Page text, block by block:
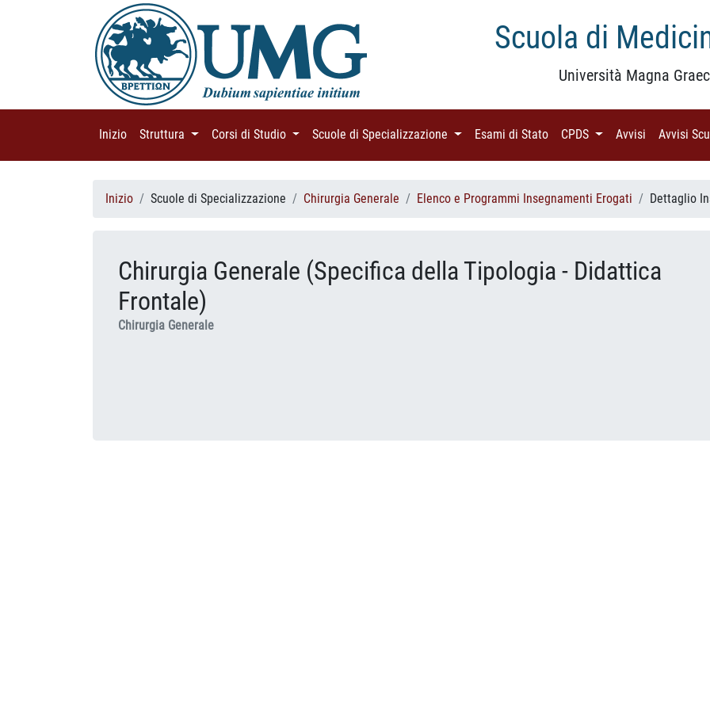
Scuola di
Università Magna
Inizio (current)
Struttura (current)Corsi di Studio (current)Scuole di Specializzazione (current)Esami di Stato (current)
CPDS (current)
Avvisi (current)
Avvisi
Inizio Scuole di Specializzazione Chirurgia Generale Elenco e Programmi Insegnamenti Erogati Dettaglio
Chirurgia Generale (Specifica della Tipologia - Didattica
Frontale)
Chirurgia Generale